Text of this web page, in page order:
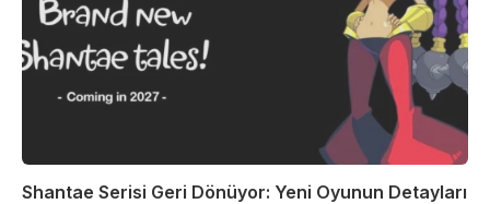
Shantae Serisi Geri Dönüyor: Yeni Oyunun Detayları